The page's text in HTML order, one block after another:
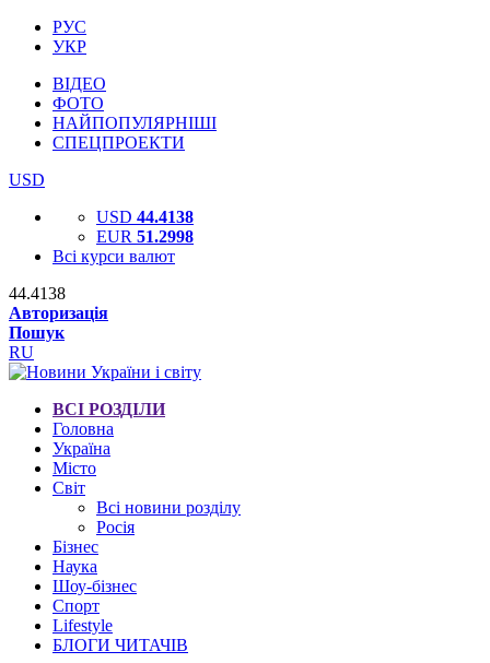
РУС
УКР
ВІДЕО
ФОТО
НАЙПОПУЛЯРНІШІ
СПЕЦПРОЕКТИ
USD
USD 44.4138
EUR 51.2998
Всі курси валют
44.4138
Авторизація
Пошук
RU
ВСІ РОЗДІЛИ
Головна
Україна
Місто
Світ
Всі новини розділу
Росія
Бізнес
Наука
Шоу-бізнес
Спорт
Lifestyle
БЛОГИ ЧИТАЧІВ